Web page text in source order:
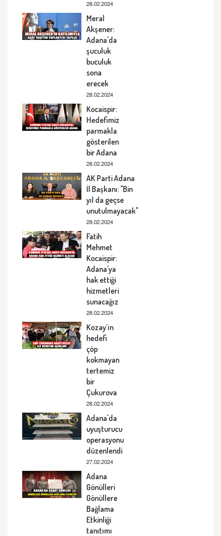
28.02.2024
Meral
Akşener:
Adana'da
şuculuk
buculuk
sona
erecek
28.02.2024
Kocaispir:
Hedefimiz
parmakla
gösterilen
bir Adana
28.02.2024
AK Parti Adana
İl Başkanı: "Bin
yıl da geçse
unutulmayacak"
28.02.2024
Fatih
Mehmet
Kocaispir:
Adana'ya
hak ettiği
hizmetleri
sunacağız
28.02.2024
Kozay’ın
hedefi
çöp
kokmayan
tertemiz
bir
Çukurova
28.02.2024
Adana'da
uyuşturucu
operasyonu
düzenlendi
27.02.2024
Adana
Gönülleri
Gönüllere
Bağlama
Etkinliği
tanıtımı